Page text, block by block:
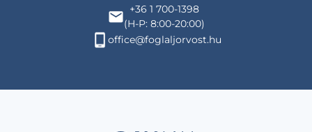
+36 1 700-1398
(H-P: 8:00-20:00)
office@foglaljorvost.hu